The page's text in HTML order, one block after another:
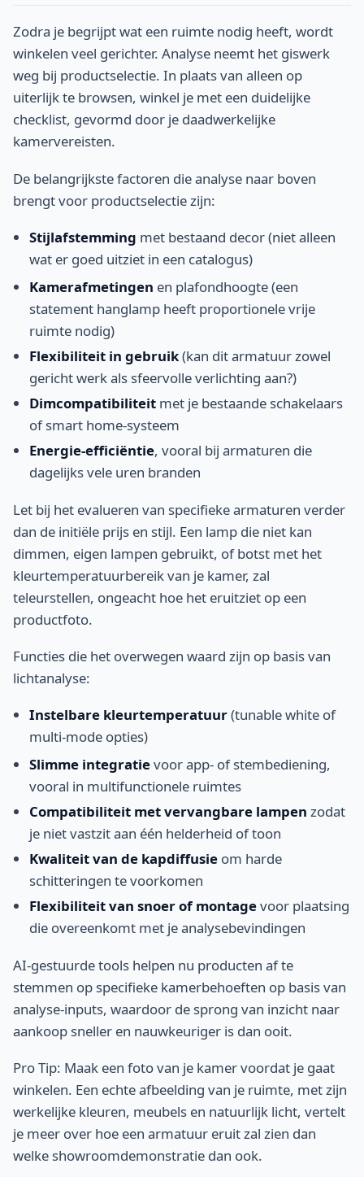
Zodra je begrijpt wat een ruimte nodig heeft, wordt
winkelen veel gerichter. Analyse neemt het giswerk
weg bij productselectie. In plaats van alleen op
uiterlijk te browsen, winkel je met een duidelijke
checklist, gevormd door je daadwerkelijke
kamervereisten.
De belangrijkste factoren die analyse naar boven
brengt voor productselectie zijn:
Stijlafstemming met bestaand decor (niet alleen
wat er goed uitziet in een catalogus)
Kamerafmetingen en plafondhoogte (een
statement hanglamp heeft proportionele vrije
ruimte nodig)
Flexibiliteit in gebruik(kan dit armatuur zowel
gericht werk als sfeervolle verlichting aan?)
Dimcompatibiliteit met je bestaande schakelaars
of smart home-systeem
Energie-efficiëntie, vooral bij armaturen die
dagelijks vele uren branden
Let bij het evalueren van specifieke armaturen verder
dan de initiële prijs en stijl. Een lamp die niet kan
dimmen, eigen lampen gebruikt, of botst met het
kleurtemperatuurbereik van je kamer, zal
teleurstellen, ongeacht hoe het eruitziet op een
productfoto.
Functies die het overwegen waard zijn op basis van
lichtanalyse:
Instelbare kleurtemperatuur(tunable white of
multi-mode opties)
Slimme integratievoor app- of stembediening,
vooral in multifunctionele ruimtes
Compatibiliteit met vervangbare lampen zodat
je niet vastzit aan één helderheid of toon
Kwaliteit van de kapdiffusie om harde
schitteringen te voorkomen
Flexibiliteit van snoer of montagevoor plaatsing
die overeenkomt met je analysebevindingen
AI-gestuurde tools helpen nu producten af te
stemmen op specifieke kamerbehoeften op basis van
analyse-inputs, waardoor de sprong van inzicht naar
aankoop sneller en nauwkeuriger is dan ooit.
Pro Tip: Maak een foto van je kamer voordat je gaat
winkelen. Een echte afbeelding van je ruimte, met zijn
werkelijke kleuren, meubels en natuurlijk licht, vertelt
je meer over hoe een armatuur eruit zal zien dan
welke showroomdemonstratie dan ook.